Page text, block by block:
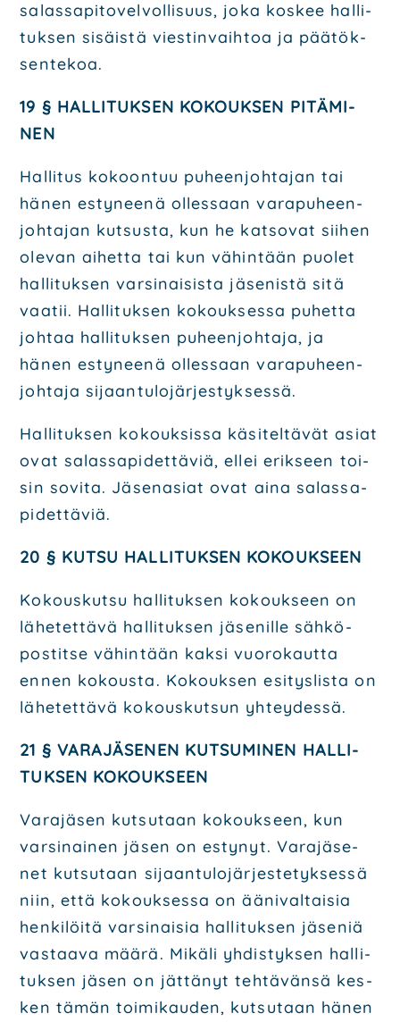
salas­sa­pi­to­vel­vol­li­suus, joka kos­kee hal­li­
tuk­sen sisäis­tä vies­tin­vaih­toa ja pää­tök­
sen­te­koa.
19 § HAL­LI­TUK­SEN KOKOUK­SEN PITÄ­MI­
NEN
Hal­li­tus kokoon­tuu puheen­joh­ta­jan tai
hänen esty­nee­nä olles­saan vara­pu­heen­
joh­ta­jan kut­sus­ta, kun he kat­so­vat sii­hen
ole­van aihet­ta tai kun vähin­tään puo­let
hal­li­tuk­sen var­si­nai­sis­ta jäse­nis­tä sitä
vaa­tii. Hal­li­tuk­sen kokouk­ses­sa puhet­ta
joh­taa hal­li­tuk­sen puheen­joh­ta­ja, ja
hänen esty­nee­nä olles­saan vara­pu­heen­
joh­ta­ja sijaan­tu­lo­jär­jes­tyk­ses­sä.
Hal­li­tuk­sen kokouk­sis­sa käsi­tel­tä­vät asiat
ovat salas­sa­pi­det­tä­viä, ellei erik­seen toi­
sin sovi­ta. Jäse­n­asiat ovat aina salas­sa­
pi­det­tä­viä.
20 § KUT­SU HAL­LI­TUK­SEN KOKOUK­SEEN
Kokous­kut­su hal­li­tuk­sen kokouk­seen on
lähe­tet­tä­vä hal­li­tuk­sen jäse­nil­le säh­kö­
pos­tit­se vähin­tään kak­si vuo­ro­kaut­ta
ennen kokous­ta. Kokouk­sen esi­tys­lis­ta on
lähe­tet­tä­vä kokous­kut­sun yhtey­des­sä.
21 § VARA­JÄ­SE­NEN KUT­SU­MI­NEN HAL­LI­
TUK­SEN KOKOUK­SEEN
Vara­jä­sen kut­su­taan kokouk­seen, kun
var­si­nai­nen jäsen on esty­nyt. Vara­jä­se­
net kut­su­taan sijaan­tu­lo­jär­jes­te­tyk­ses­sä
niin, että kokouk­ses­sa on ääni­val­tai­sia
hen­ki­löi­tä var­si­nai­sia hal­li­tuk­sen jäse­niä
vas­taa­va mää­rä. Mikä­li yhdis­tyk­sen hal­li­
tuk­sen jäsen on jät­tä­nyt teh­tä­vän­sä kes­
ken tämän toi­mi­kau­den, kut­su­taan hänen